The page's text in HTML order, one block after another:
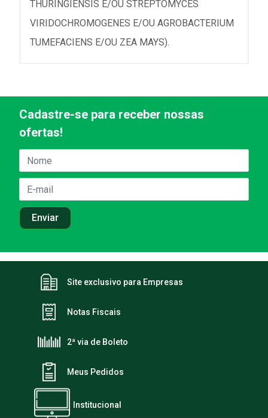
THURINGIENSIS E/OU STREPTOMYCES
VIRIDOCHROMOGENES E/OU AGROBACTERIUM
TUMEFACIENS E/OU ZEA MAYS).
Cadastre-se para receber nossas
ofertas!
Site exclusivo para Empresas
Notas Fiscais
2ª via de Boleto
Meus Pedidos
Institucional